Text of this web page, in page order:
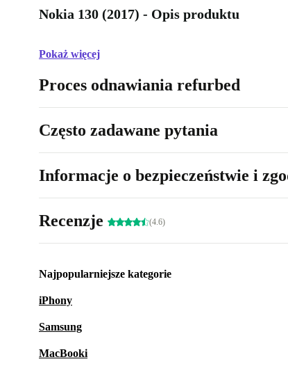
Nokia 130 (2017) - Opis produktu
Pokaż więcej
Proces odnawiania refurbed
Często zadawane pytania
Informacje o bezpieczeństwie i
Recenzje (4.6)
Najpopularniejsze kategorie
iPhony
Samsung
MacBooki